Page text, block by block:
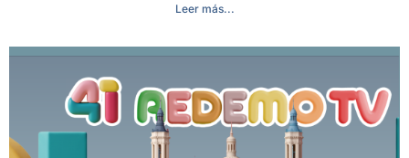
Leer más...